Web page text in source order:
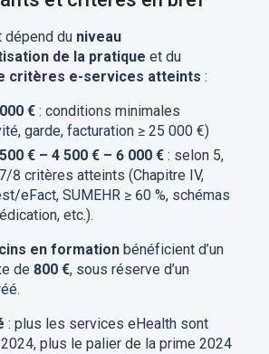
dépend du niveau
de la pratique et du
critères e-services atteints :
€: conditions minimales
garde, facturation ≥ 25 000 €)
€ – 4 500 € – 6 000 €: selon 5,
8 critères atteints (Chapitre IV,
eFact, SUMEHR ≥ 60 %, schémas
etc.).
en formationbénéficient d’un
de 800 €, sous réserve d’un
: plus les services eHealth sont
plus le palier de la prime 2024